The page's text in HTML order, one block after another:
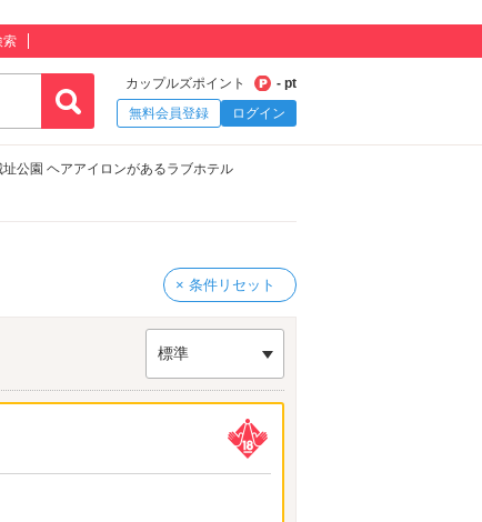
索
カップルズポイント
- pt
無料会員登録
ログイン
公園 ヘアアイロンがあるラブホテル
× 条件リセット
標準